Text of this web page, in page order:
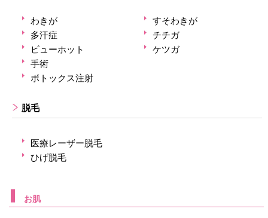
わきが
多汗症
ビューホット
手術
ボトックス注射
すそわきが
チチガ
ケツガ
脱毛
医療レーザー脱毛
ひげ脱毛
お肌